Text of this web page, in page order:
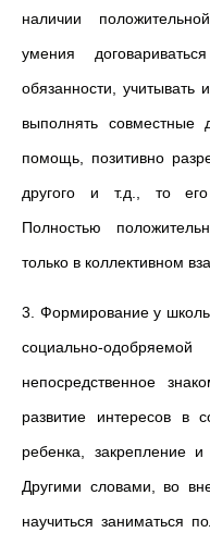
наличии
умения
обязанности, учитывать
выполнять совместные
помощь, позитивно
дру­гого и т.д., то его
Полностью
только в коллективном
3. Формирование у
соци­ально-одобряемой
непосредственное
развитие ин­тересов в
ребенка, закрепление
Другими словами, во
научиться заниматься